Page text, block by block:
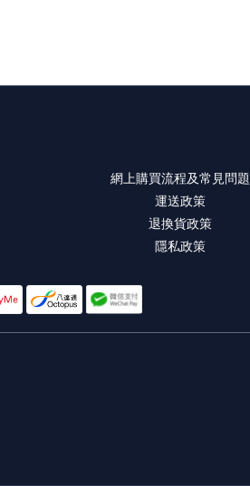
網上購買流程及常見問題
運送政策
退換貨政策
隱私政策